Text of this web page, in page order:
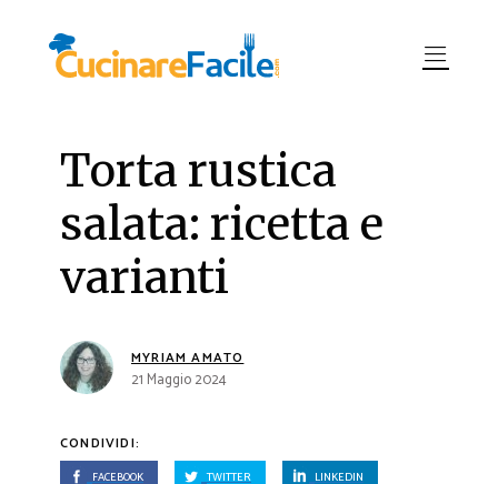
Torta rustica
salata: ricetta e
varianti
MYRIAM AMATO
21 Maggio 2024
CONDIVIDI:
FACEBOOK TWITTER LINKEDIN